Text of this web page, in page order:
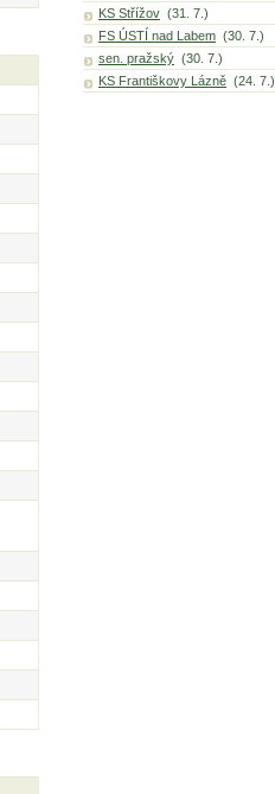
KS Střížov (31. 7.)
FS ÚSTÍ nad Labem (30. 7.)
sen. pražský (30. 7.)
KS Františkovy Lázně (24. 7.)